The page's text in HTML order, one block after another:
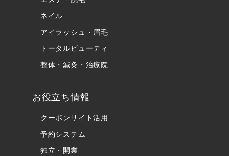
ネイル
アイラッシュ・眉毛
トータルビューティ
整体・鍼灸・治療院
お役立ち情報
クーポンサイト活用
予約システム
独立・開業